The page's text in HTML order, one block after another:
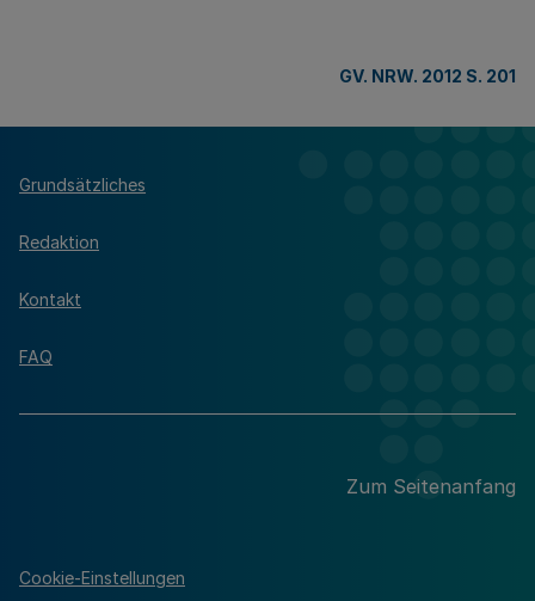
GV. NRW. 2012 S. 201
Grundsätzliches
Redaktion
Kontakt
FAQ
Zum Seitenanfang
Cookie-Einstellungen